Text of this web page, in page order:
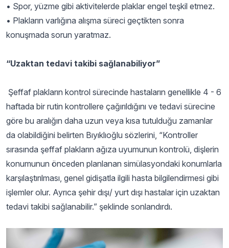
• Spor, yüzme gibi aktivitelerde plaklar engel teşkil etmez.
• Plakların varlığına alışma süreci geçtikten sonra
konuşmada sorun yaratmaz.
“Uzaktan tedavi takibi sağlanabiliyor”
Şeffaf plakların kontrol sürecinde hastaların genellikle 4 - 6
haftada bir rutin kontrollere çağırıldığını ve tedavi sürecine
göre bu aralığın daha uzun veya kısa tutulduğu zamanlar
da olabildiğini belirten Bıyıklıoğlu sözlerini, “Kontroller
sırasında şeffaf plakların ağıza uyumunun kontrolü, dişlerin
konumunun önceden planlanan simülasyondaki konumlarla
karşılaştırılması, genel gidişatla ilgili hasta bilgilendirmesi gibi
işlemler olur. Ayrıca şehir dışı/ yurt dışı hastalar için uzaktan
tedavi takibi sağlanabilir.” şeklinde sonlandırdı.